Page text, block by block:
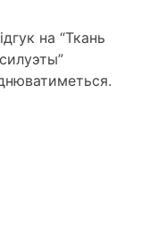
на “Ткань